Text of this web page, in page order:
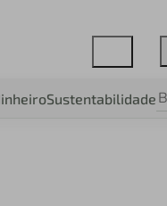
Sustentabilidade